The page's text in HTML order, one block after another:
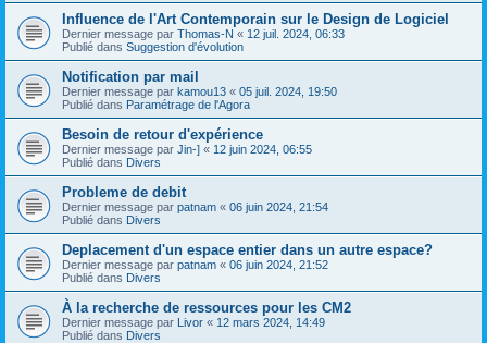
Influence de l'Art Contemporain sur le Design de Logiciel
Dernier message par Thomas-N « 12 juil. 2024, 06:33
Publié dans Suggestion d'évolution
Notification par mail
Dernier message par kamou13 « 05 juil. 2024, 19:50
Publié dans Paramétrage de l'Agora
Besoin de retour d'expérience
Dernier message par Jin-] « 12 juin 2024, 06:55
Publié dans Divers
Probleme de debit
Dernier message par patnam « 06 juin 2024, 21:54
Publié dans Divers
Deplacement d'un espace entier dans un autre espace?
Dernier message par patnam « 06 juin 2024, 21:52
Publié dans Divers
À la recherche de ressources pour les CM2
Dernier message par Livor « 12 mars 2024, 14:49
Publié dans Divers